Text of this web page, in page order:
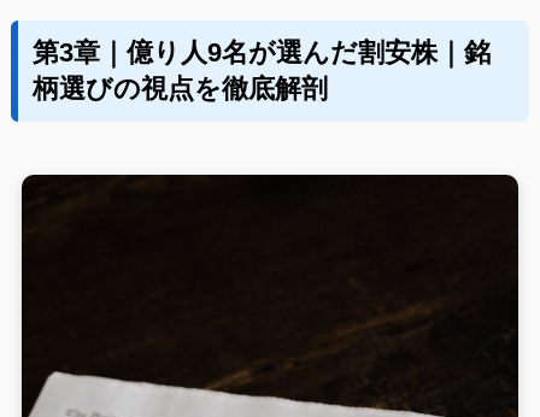
第3章｜億り人9名が選んだ割安株｜銘
柄選びの視点を徹底解剖